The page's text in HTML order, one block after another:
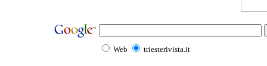
Web triesterivista.it